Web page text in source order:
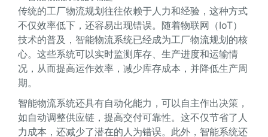
传统的工厂物流规划往往依赖于人力和经验，这种方式
不仅效率低下，还容易出现错误。随着物联网（IoT）
技术的普及，智能物流系统已经成为工厂物流规划的核
心。这些系统可以实时监测库存、生产进度和运输情
况，从而提高运作效率，减少库存成本，并降低生产周
期。
智能物流系统还具有自动化能力，可以自主作出决策，
如自动调整供应链，提高交付可靠性。这不仅节省了人
力成本，还减少了潜在的人为错误。此外，智能系统还